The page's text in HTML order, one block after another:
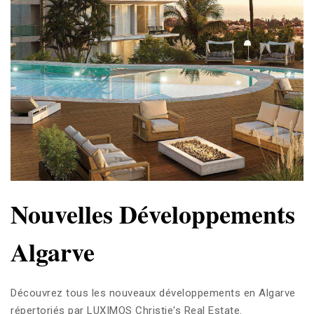
Nouvelles Développements
Algarve
Découvrez tous les nouveaux développements en Algarve
répertoriés par LUXIMOS Christie's Real Estate.